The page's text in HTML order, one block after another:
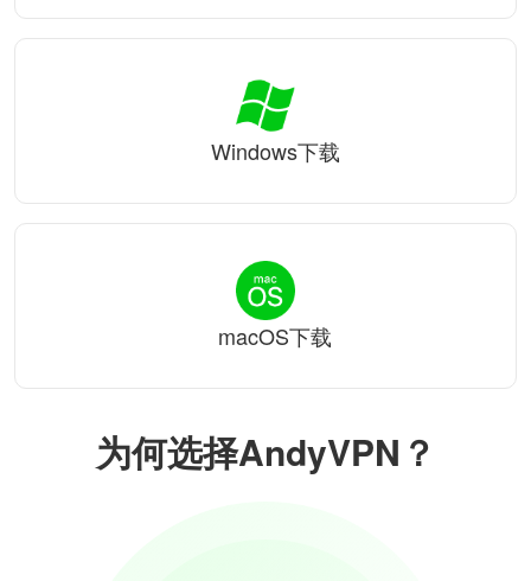
为何选择AndyVPN？
Windows下载
macOS下载